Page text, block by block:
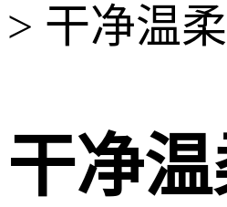
> 干净温
干净